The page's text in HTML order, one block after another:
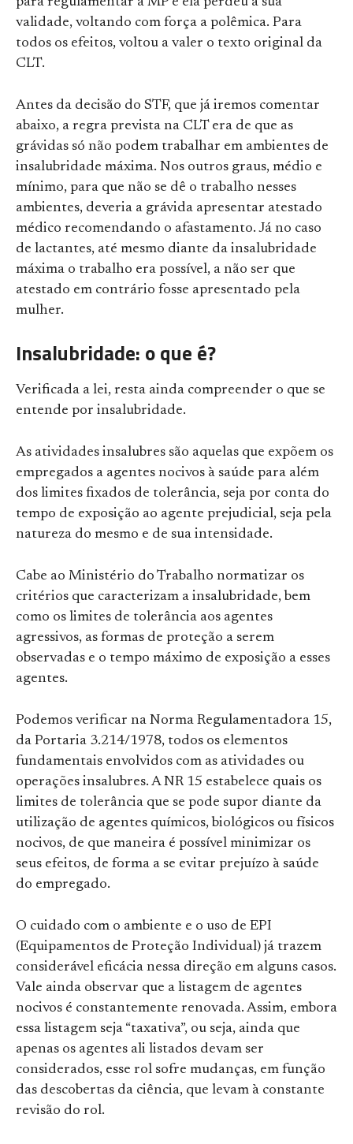
validade, voltando com força a polêmica. Para
todos os efeitos, voltou a valer o texto original da
CLT.
Antes da decisão do STF, que já iremos comentar
abaixo, a regra prevista na CLT era de que as
grávidas só não podem trabalhar em ambientes de
insalubridade máxima. Nos outros graus, médio e
mínimo, para que não se dê o trabalho nesses
ambientes, deveria a grávida apresentar atestado
médico recomendando o afastamento. Já no caso
de lactantes, até mesmo diante da insalubridade
máxima o trabalho era possível, a não ser que
atestado em contrário fosse apresentado pela
mulher.
Insalubridade: o que é?
Verificada a lei, resta ainda compreender o que se
entende por insalubridade.
As atividades insalubres são aquelas que expõem os
empregados a agentes nocivos à saúde para além
dos limites fixados de tolerância, seja por conta do
tempo de exposição ao agente prejudicial, seja pela
natureza do mesmo e de sua intensidade.
Cabe ao Ministério do Trabalho normatizar os
critérios que caracterizam a insalubridade, bem
como os limites de tolerância aos agentes
agressivos, as formas de proteção a serem
observadas e o tempo máximo de exposição a esses
agentes.
Podemos verificar na Norma Regulamentadora 15,
da Portaria 3.214/1978, todos os elementos
fundamentais envolvidos com as atividades ou
operações insalubres. A NR 15 estabelece quais os
limites de tolerância que se pode supor diante da
utilização de agentes químicos, biológicos ou físicos
nocivos, de que maneira é possível minimizar os
seus efeitos, de forma a se evitar prejuízo à saúde
do empregado.
O cuidado com o ambiente e o uso de EPI
(Equipamentos de Proteção Individual) já trazem
considerável eficácia nessa direção em alguns casos.
Vale ainda observar que a listagem de agentes
nocivos é constantemente renovada. Assim, embora
essa listagem seja “taxativa”, ou seja, ainda que
apenas os agentes ali listados devam ser
considerados, esse rol sofre mudanças, em função
das descobertas da ciência, que levam à constante
revisão do rol.